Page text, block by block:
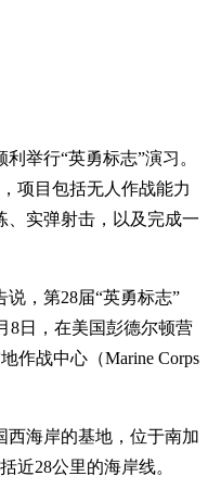
举行“英勇标志”演习。
项目包括无人作战能力
、实弹射击，以及完成一
，第28届“英勇标志”
8日，在美国彭德尔顿营
作战中心（Marine Corps
西海岸的基地，位于南加
近28公里的海岸线。